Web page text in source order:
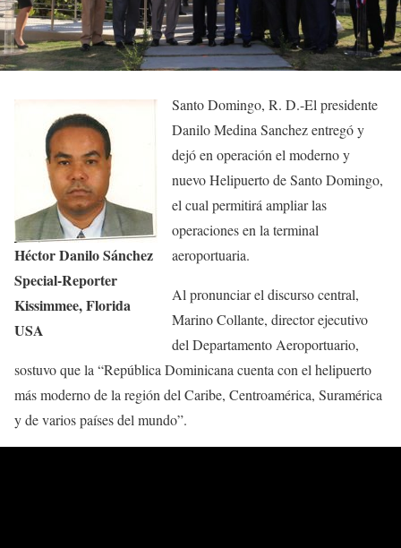
Héctor Danilo Sánchez
Special-Reporter
Kissimmee, Florida
USA
Santo Domingo, R. D.-El presidente
Danilo Medina Sanchez entregó y
dejó en operación el moderno y
nuevo Helipuerto de Santo Domingo,
el cual permitirá ampliar las
operaciones en la terminal
aeroportuaria.
Al pronunciar el discurso central,
Marino Collante, director ejecutivo
del Departamento Aeroportuario,
sostuvo que la “República Dominicana cuenta con el helipuerto
más moderno de la región del Caribe, Centroamérica, Suramérica
y de varios países del mundo”.